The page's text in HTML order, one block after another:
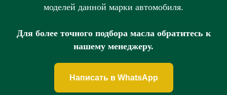
моделей данной марки автомобиля.
Для более точного подбора масла обратитесь к
нашему менеджеру.
Написать в WhatsApp